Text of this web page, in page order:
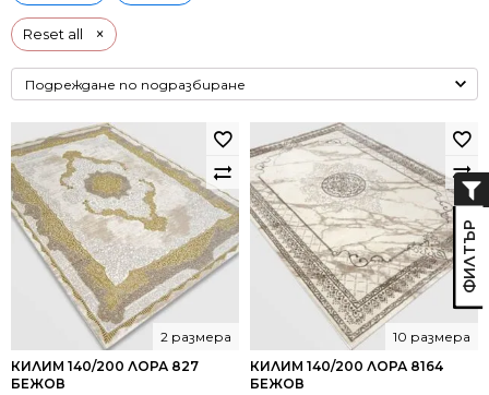
Reset all ×
КИЛИМ 140/200 ЛОРА 827
БЕЖОВ
2 размера
КИЛИМ 140/200 ЛОРА 8164
БЕЖОВ
10 размера